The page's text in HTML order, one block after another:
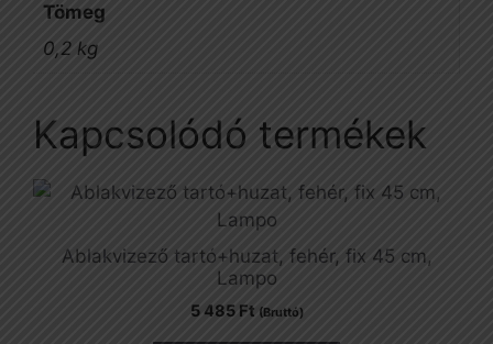
Tömeg
0,2 kg
Kapcsolódó termékek
Ablakvizező tartó+huzat, fehér, fix 45 cm,
Lampo
5 485 Ft (Bruttó)